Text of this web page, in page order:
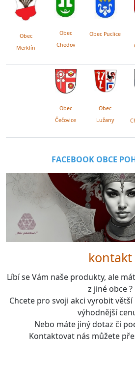
Obec
Merklín
Obec
Chodov
Obec Puclice
Obec
Čečovice
Obec
Lužany
FACEBOOK OBCE
kontakt
Líbí se Vám naše produkty, ale
z jiné obce ?
Chcete pro svoji akci vyrobit
výhodnější
Nebo máte jiný dotaz či
Kontaktovat nás můžete